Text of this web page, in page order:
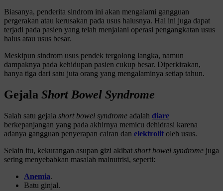
Biasanya, penderita sindrom ini akan mengalami gangguan
pergerakan atau kerusakan pada usus halusnya. Hal ini juga dapat
terjadi pada pasien yang telah menjalani operasi pengangkatan usus
halus atau usus besar.
Meskipun sindrom usus pendek tergolong langka, namun
dampaknya pada kehidupan pasien cukup besar. Diperkirakan,
hanya tiga dari satu juta orang yang mengalaminya setiap tahun.
Gejala Short Bowel Syndrome
Salah satu gejala short bowel syndrome adalah diare
berkepanjangan yang pada akhirnya memicu dehidrasi karena
adanya gangguan penyerapan cairan dan elektrolit oleh usus.
Selain itu, kekurangan asupan gizi akibat short bowel syndrome juga
sering menyebabkan masalah malnutrisi, seperti:
Anemia.
Batu ginjal.